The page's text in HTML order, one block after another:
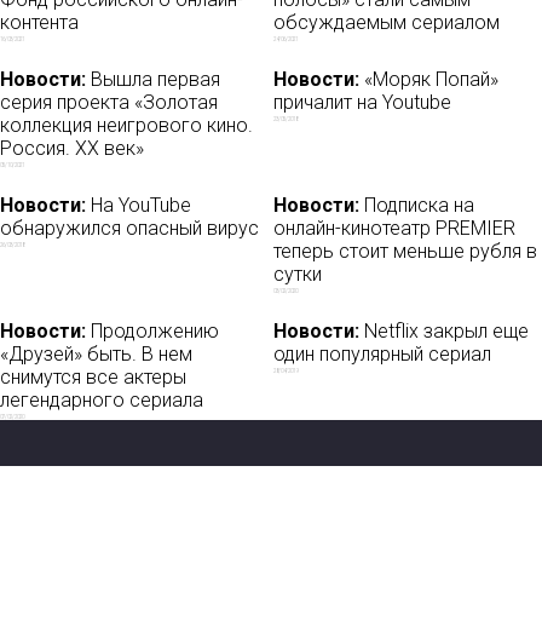
контента
16/03/2021
обсуждаемым сериалом
24/06/2021
Новости: Вышла первая
серия проекта «Золотая
коллекция неигрового кино.
Россия. ХХ век»
05/10/2021
Новости: «Моряк Попай»
причалит на Youtube
23/05/2018
Новости: На YouTube
обнаружился опасный вирус
26/03/2018
Новости: Подписка на
онлайн-кинотеатр PREMIER
теперь стоит меньше рубля в
сутки
03/02/2020
Новости: Продолжению
«Друзей» быть. В нем
снимутся все актеры
легендарного сериала
07/02/2020
Новости: Netflix закрыл еще
один популярный сериал
28/04/2019